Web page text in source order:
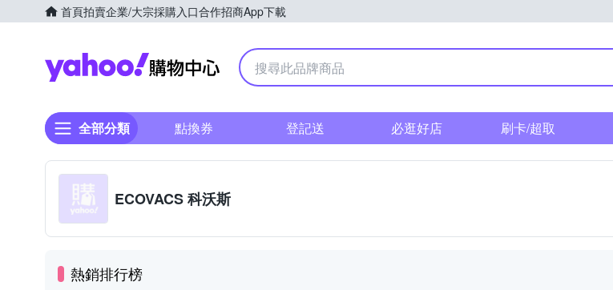
首頁拍賣企業/大宗採購入口合作招商App下載
Yahoo購物中心
全部分類 點換券 登記送 必逛好店 刷卡/超取
ECOVACS 科沃斯
熱銷排行榜